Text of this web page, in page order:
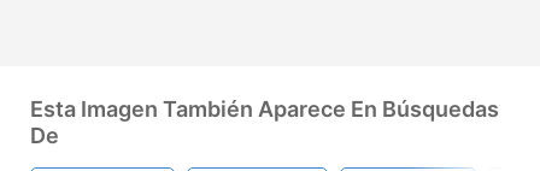
Esta Imagen También Aparece En Búsquedas
De